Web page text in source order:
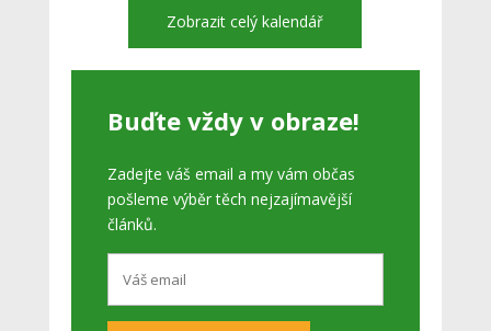
Zobrazit celý kalendář
Buďte vždy v obraze!
Zadejte váš email a my vám občas
pošleme výběr těch nejzajímavější
článků.